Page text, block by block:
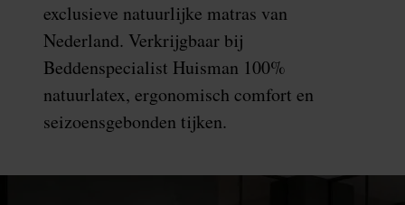
exclusieve natuurlijke matras van
Nederland. Verkrijgbaar bij
Beddenspecialist Huisman 100%
natuurlatex, ergonomisch comfort en
seizoensgebonden tijken.